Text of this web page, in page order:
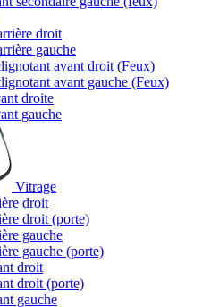
droit
gauche
avant droit (Feux)
avant gauche (Feux)
droite
gauche
Vitrage
droit
droit (porte)
gauche
gauche (porte)
droit
droit (porte)
gauche